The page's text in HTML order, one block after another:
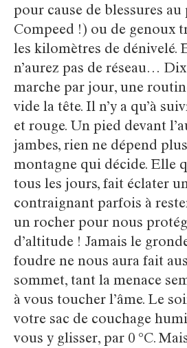
pour cause de blessures au
Compeed !) ou de genoux
les kilomètres de dénivelé.
n’aurez pas de réseau…
marche par jour, une
vide la tête. Il n’y a qu’à
et rouge. Un pied devant
jambes, rien ne dépend
montagne qui décide. Elle
tous les jours, fait éclater
contraignant parfois à
un rocher pour nous
d’altitude ! Jamais le
foudre ne nous aura fait
sommet, tant la menace
à vous toucher l’âme. Le
votre sac de couchage
vous y glisser, par 0 °C.